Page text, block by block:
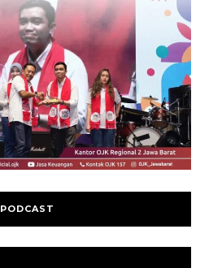
PODCAST